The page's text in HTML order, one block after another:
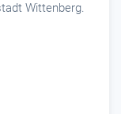
Wittenberg.